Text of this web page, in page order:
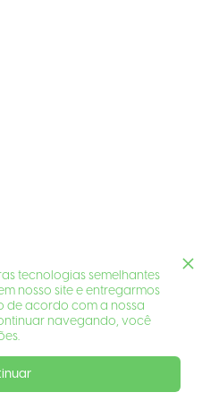
tecnologias semelhantes
nosso site e entregarmos
de acordo com a nossa
navegando, você